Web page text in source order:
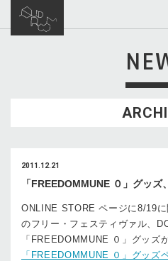
2011.12.21
「FREEDOMMUNE ０」グッズ
ONLINE STORE ページに8/19
のフリー・フェスティヴァル、
「FREEDOMMUNE ０」グッズ
「FREEDOMMUNE ０」グッズ